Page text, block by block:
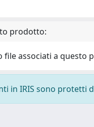
prodotto:
file associati a questo
in IRIS sono protetti